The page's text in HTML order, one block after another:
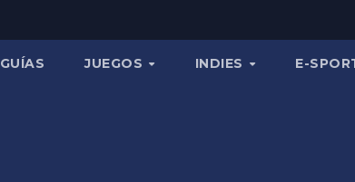
GUÍAS JUEGOS INDIES E-